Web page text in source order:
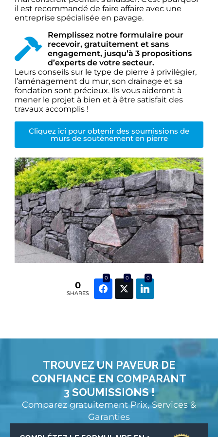
il est recommandé de faire affaire avec une
entreprise spécialisée en pavage.
Remplissez notre formulaire pour
recevoir, gratuitement et sans
engagement, jusqu’à 3 propositions
d’experts de votre secteur.
Leurs conseils sur le type de pierre à privilégier,
l’aménagement du mur, son drainage et sa
fondation sont précieux. Ils vous aideront à
mener le projet à bien et à être satisfait des
travaux accomplis !
Cliquez ici pour obtenir des soumissions de
murs de soutènement en pierre
0
SHARES
0 0 0
TROUVEZ UN PAVEUR DE
CONFIANCE EN COMPARANT
3 SOUMISSIONS !
Comparez gratuitement Prix, Services &
Garanties